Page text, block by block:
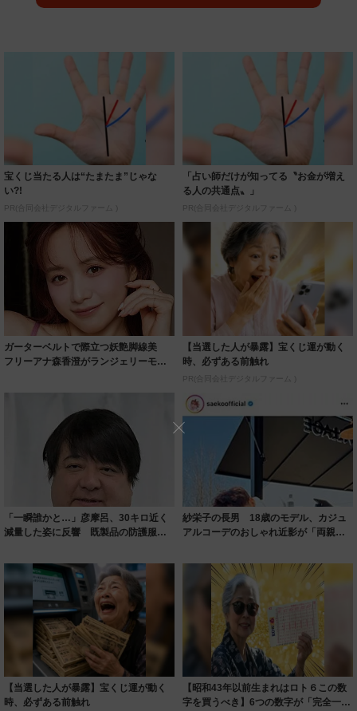
宝くじ当たる人は“たまたま”じゃな
い?!
PR(合同会社デジタルファーム )
「占い師だけが知ってる〝お金が増え
る人の共通点〟」
PR(合同会社デジタルファーム )
ガーターベルトで際立つ妖艶脚線美
フリーアナ森香澄がランジェリーモデ
【当選した人が暴露】宝くじ運が動く
時、必ずある前触れ
PR(合同会社デジタルファーム )
「一瞬誰かと…」彦摩呂、30キロ近く
減量した姿に反響 既製品の防護服が
紗栄子の長男 18歳のモデル、カジュ
アルコーデのおしゃれ近影が「両親の
【当選した人が暴露】宝くじ運が動く
時、必ずある前触れ
【昭和43年以前生まれはロト６この数
字を買うべき】6つの数字が「完全一